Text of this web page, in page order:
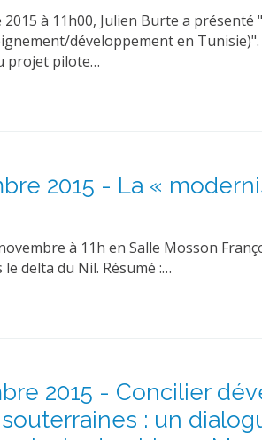
2015 à 11h00, Julien Burte a
développement en
projet pilote…
2015 - La «
à 11h en Salle Mosson
delta du Nil. Résumé :…
2015 - Concilier
: un